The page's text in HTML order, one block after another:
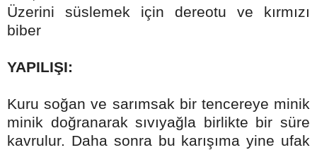
Üzerini süslemek için dereotu ve kırmızı
biber
YAPILIŞI:
Kuru soğan ve sarımsak bir tencereye minik
minik doğranarak sıvıyağla birlikte bir süre
kavrulur. Daha sonra bu karışıma yine ufak